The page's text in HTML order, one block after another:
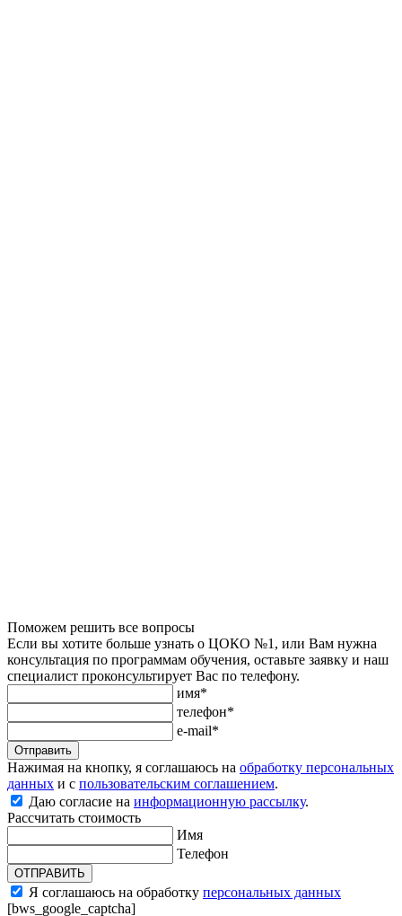
Поможем решить все вопросы
Если вы хотите больше узнать о ЦОКО №1, или Вам нужна
консультация по программам обучения, оставьте заявку и наш
специалист проконсультирует Вас по телефону.
имя*
телефон*
e-mail*
Отправить
Нажимая на кнопку, я соглашаюсь на обработку персональных
данных и с пользовательским соглашением.
Даю согласие на информационную рассылку.
Рассчитать стоимость
Имя
Телефон
ОТПРАВИТЬ
Я соглашаюсь на обработку персональных данных
[bws_google_captcha]